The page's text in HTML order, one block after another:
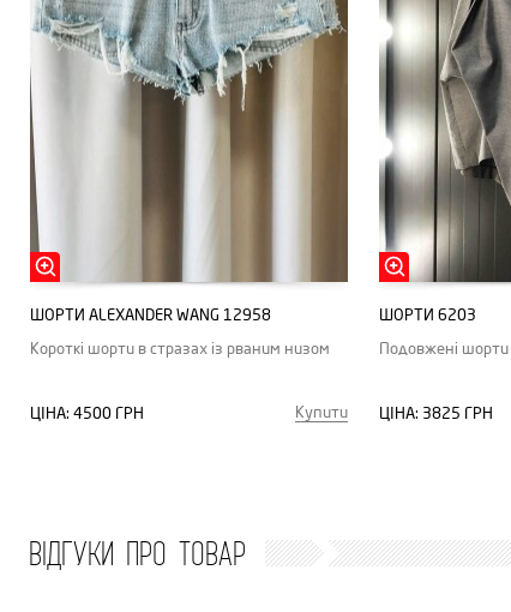
ШОРТИ ALEXANDER WANG 12958
Короткі шорти в стразах із рваним низом
ЦІНА: 4500 ГРН Купити
ШОРТИ 6203
Подовжені шорти
ЦІНА: 3825 ГРН
ВІДГУКИ ПРО ТОВАР